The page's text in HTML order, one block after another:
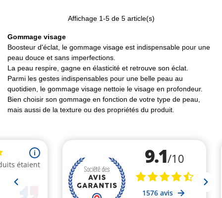
Affichage 1-5 de 5 article(s)
Gommage visage
Boosteur d'éclat, le gommage visage est indispensable pour une
peau douce et sans imperfections.
La peau respire, gagne en élasticité et retrouve son éclat.
Parmi les gestes indispensables pour une belle peau au
quotidien, le gommage visage nettoie le visage en profondeur.
Bien choisir son gommage en fonction de votre type de peau,
mais aussi de la texture ou des propriétés du produit.